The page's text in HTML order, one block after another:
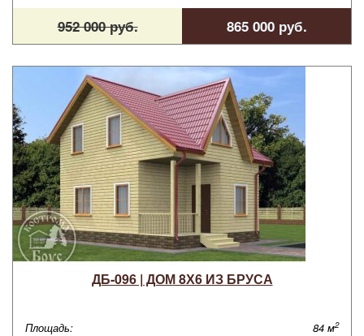
952 000 руб. 865 000 руб.
ДБ-096 | ДОМ 8Х6 ИЗ БРУСА
Площадь: 84 м2